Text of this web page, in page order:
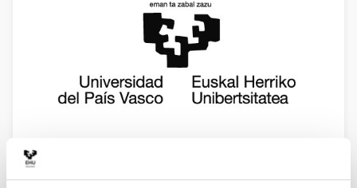
Don Pedro María Iriondo Bengoa, Secretario General
de la UPV/EHU